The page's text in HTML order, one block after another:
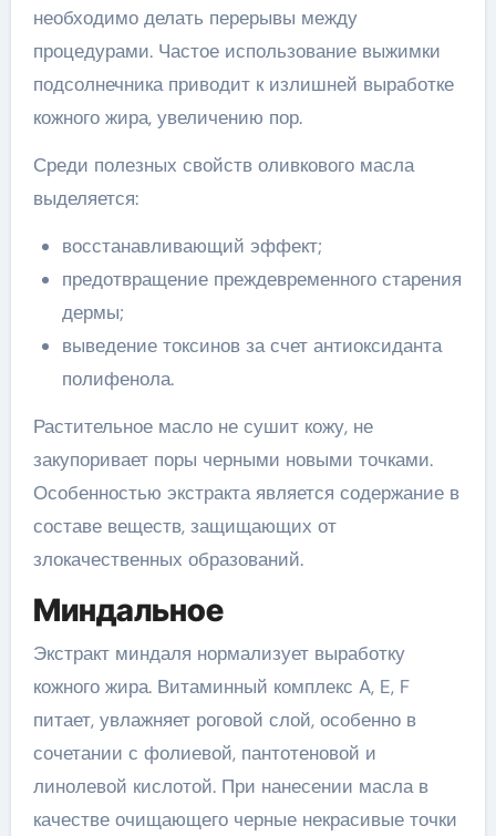
необходимо делать перерывы между
процедурами. Частое использование выжимки
подсолнечника приводит к излишней выработке
кожного жира, увеличению пор.
Среди полезных свойств оливкового масла
выделяется:
восстанавливающий эффект;
предотвращение преждевременного старения
дермы;
выведение токсинов за счет антиоксиданта
полифенола.
Растительное масло не сушит кожу, не
закупоривает поры черными новыми точками.
Особенностью экстракта является содержание в
составе веществ, защищающих от
злокачественных образований.
Миндальное
Экстракт миндаля нормализует выработку
кожного жира. Витаминный комплекс A, E, F
питает, увлажняет роговой слой, особенно в
сочетании с фолиевой, пантотеновой и
линолевой кислотой. При нанесении масла в
качестве очищающего черные некрасивые точки